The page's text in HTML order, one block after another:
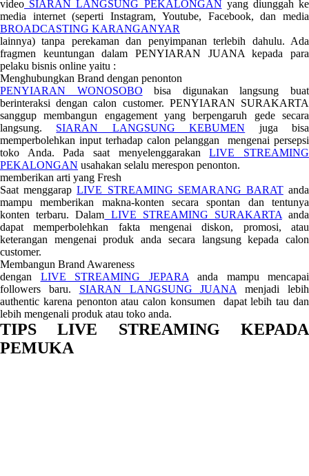
video SIARAN LANGSUNG PEKALONGAN yang diunggah ke
media internet (seperti Instagram, Youtube, Facebook, dan media
BROADCASTING KARANGANYAR
lainnya) tanpa perekaman dan penyimpanan terlebih dahulu. Ada
fragmen keuntungan dalam PENYIARAN JUANA kepada para
pelaku bisnis online yaitu :
Menghubungkan Brand dengan penonton
PENYIARAN WONOSOBO bisa digunakan langsung buat
berinteraksi dengan calon customer. PENYIARAN SURAKARTA
sanggup membangun engagement yang berpengaruh gede secara
langsung. SIARAN LANGSUNG KEBUMEN juga bisa
memperbolehkan input terhadap calon pelanggan mengenai persepsi
toko Anda. Pada saat menyelenggarakanLIVE STREAMING
PEKALONGAN usahakan selalu merespon penonton.
memberikan arti yang Fresh
Saat menggarapLIVE STREAMING SEMARANG BARATanda
mampu memberikan makna-konten secara spontan dan tentunya
konten terbaru. Dalam LIVE STREAMING SURAKARTA anda
dapat memperbolehkan fakta mengenai diskon, promosi, atau
keterangan mengenai produk anda secara langsung kepada calon
customer.
Membangun Brand Awareness
dengan LIVE STREAMING JEPARA anda mampu mencapai
followers baru. SIARAN LANGSUNG JUANA menjadi lebih
authentic karena penonton atau calon konsumen dapat lebih tau dan
lebih mengenali produk atau toko anda.
TIPS LIVE STREAMING KEPADA
PEMUKA